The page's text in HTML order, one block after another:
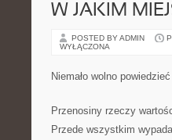
W JAKIM
POSTED BY ADMIN
WYŁĄCZONA
Niemało wolno
Przenosiny rzeczy
Przede wszystkim